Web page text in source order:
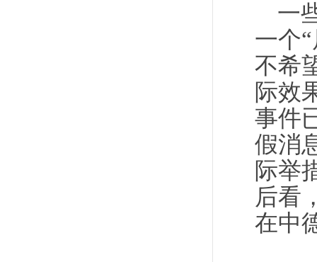
一
一个
不希
际效
事件
假消
际举
后看
在中